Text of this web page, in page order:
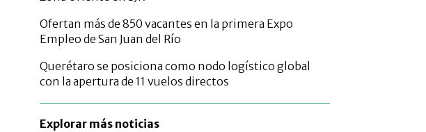
Ofertan más de 850 vacantes en la primera Expo
Empleo de San Juan del Río
Querétaro se posiciona como nodo logístico global
con la apertura de 11 vuelos directos
Explorar más noticias